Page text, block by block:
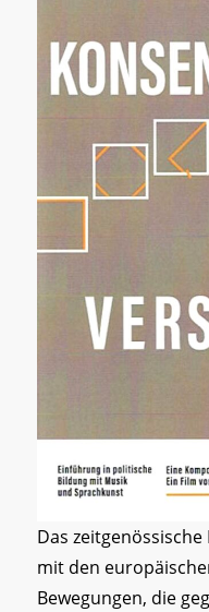
Das
mit den
Bewegungen, die